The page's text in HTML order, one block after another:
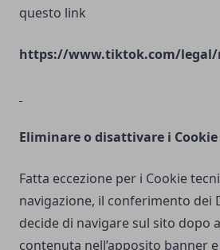
questo link
https://www.tiktok.com/legal/
Eliminare o disattivare i Cookie
Fatta eccezione per i Cookie
navigazione, il conferimento dei
decide di navigare sul sito dopo
contenuta nell’apposito banner